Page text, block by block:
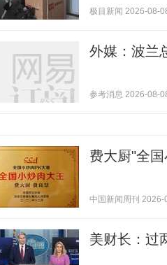
极目新闻 2026-08-
外媒：波兰
参考消息 2026-08-
费大厨"全
中国新闻周刊
美财长：过